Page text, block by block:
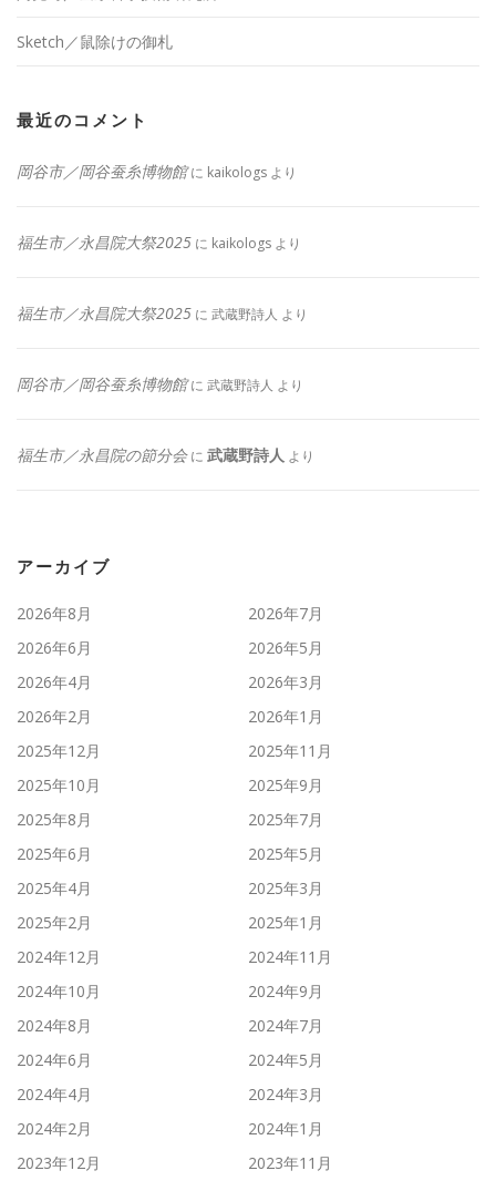
Sketch／鼠除けの御札
最近のコメント
岡谷市／岡谷蚕糸博物館に kaikologs より
福生市／永昌院大祭2025 に kaikologs より
福生市／永昌院大祭2025 に 武蔵野詩人 より
岡谷市／岡谷蚕糸博物館に 武蔵野詩人 より
福生市／永昌院の節分会に 武蔵野詩人 より
アーカイブ
2026年8月
2026年7月
2026年6月
2026年5月
2026年4月
2026年3月
2026年2月
2026年1月
2025年12月
2025年11月
2025年10月
2025年9月
2025年8月
2025年7月
2025年6月
2025年5月
2025年4月
2025年3月
2025年2月
2025年1月
2024年12月
2024年11月
2024年10月
2024年9月
2024年8月
2024年7月
2024年6月
2024年5月
2024年4月
2024年3月
2024年2月
2024年1月
2023年12月
2023年11月